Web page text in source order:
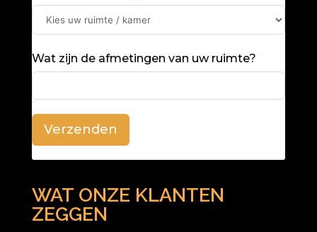
Wat zijn de afmetingen van uw ruimte?
Verzenden
WAT ONZE KLANTEN
ZEGGEN